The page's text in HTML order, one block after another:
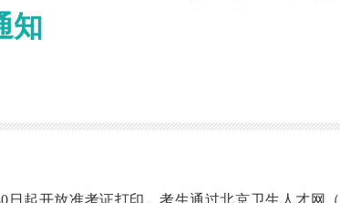
知
日起开放准考证打印。考生通过北京卫生人才网（